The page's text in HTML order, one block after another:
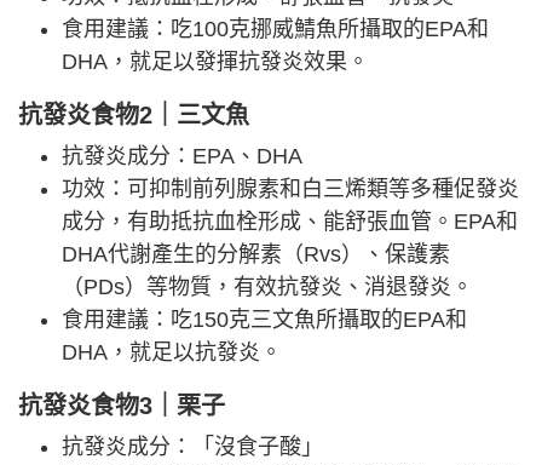
食用建議：吃100克挪威鯖魚所攝取的EPA和
DHA，就足以發揮抗發炎效果。
抗發炎食物2｜三文魚
抗發炎成分：EPA、DHA
功效：可抑制前列腺素和白三烯類等多種促發炎
成分，有助抵抗血栓形成、能舒張血管。EPA和
DHA代謝產生的分解素（Rvs）、保護素
（PDs）等物質，有效抗發炎、消退發炎。
食用建議：吃150克三文魚所攝取的EPA和
DHA，就足以抗發炎。
抗發炎食物3｜栗子
抗發炎成分：「沒食子酸」